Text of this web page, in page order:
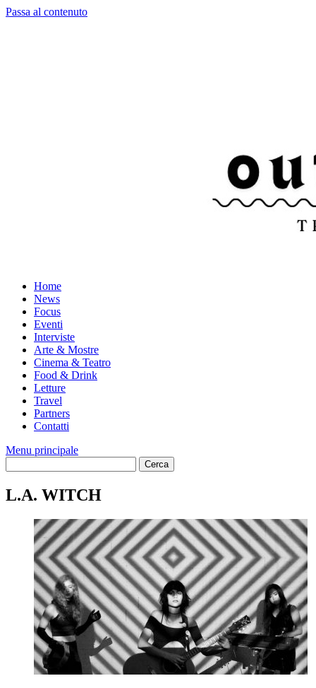
Passa al contenuto
Home
News
Focus
Eventi
Interviste
Arte & Mostre
Cinema & Teatro
Food & Drink
Letture
Travel
Partners
Contatti
Menu principale
L.A. WITCH